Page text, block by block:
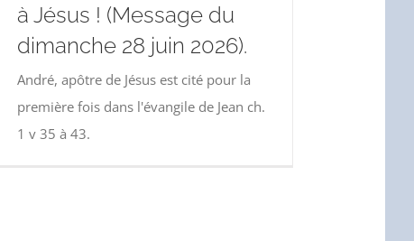
à Jésus ! (Message du
dimanche 28 juin 2026).
André, apôtre de Jésus est cité pour la
première fois dans l'évangile de Jean ch.
1 v 35 à 43.